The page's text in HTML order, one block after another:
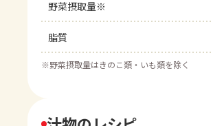
野菜摂取量※
脂質
※野菜摂取量はきのこ類・いも類を除く